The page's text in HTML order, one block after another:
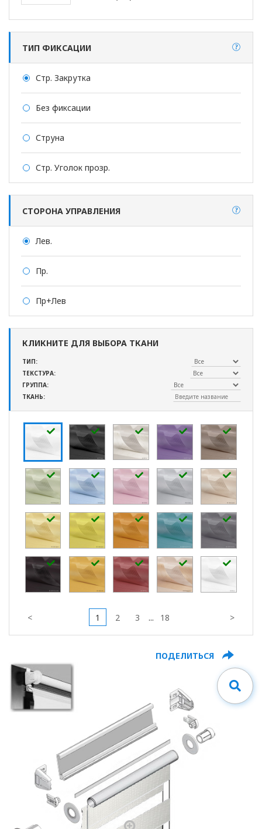
ТИП ФИКСАЦИИ
Стр. Закрутка
Без фиксации
Струна
Стр. Уголок прозр.
СТОРОНА УПРАВЛЕНИЯ
Лев.
Пр.
Пр+Лев
КЛИКНИТЕ ДЛЯ ВЫБОРА ТКАНИ
ТИП:
ТЕКСТУРА:
ГРУППА:
ТКАНЬ:
< 1 2 3 ... 18 >
ПОДЕЛИТЬСЯ